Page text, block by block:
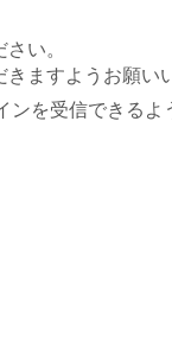
い。
ますようお願い
を受信できるよ